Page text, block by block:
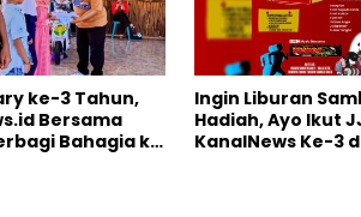
ke-3 Tahun,
Bersama
Bahagia ke
Ingin Liburan
Hadiah, Ayo Ikut
KanalNews Ke-3